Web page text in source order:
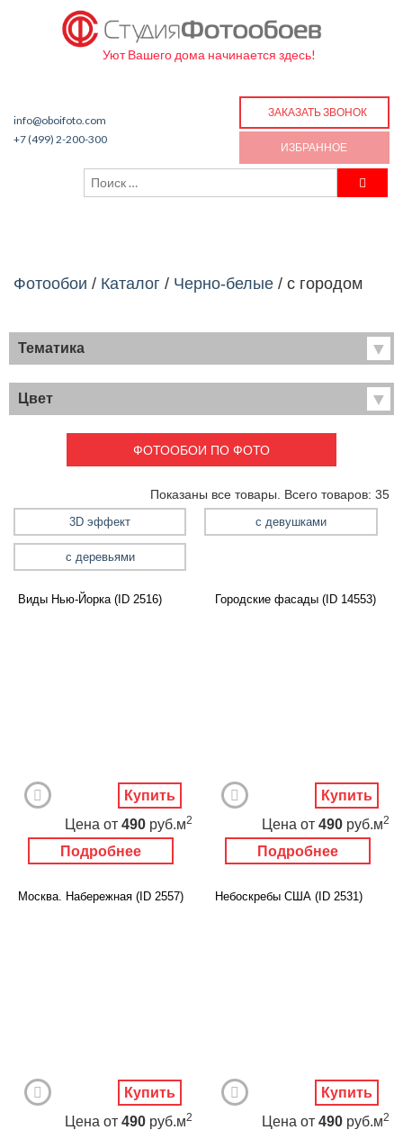
Уют Вашего дома начинается здесь!
info@oboifoto.com
+7 (499) 2-200-300
ЗАКАЗАТЬ ЗВОНОК
ИЗБРАННОЕ
Фотообои / Каталог / Черно-белые / с городом
Тематика
Хиты продаж
Фрески
Детские
Карты
Перспектива
Города
Живопись
Природа
Моря и пляжи
Цветы и растения
Спорт
Еда и напитки
Транспорт
Камин
Цвет
ФОТООБОИ ПО ФОТО
Показаны все товары. Всего товаров: 35
3D эффект с девушками
с деревьями
Виды Нью-Йорка (ID 2516)
Подробнее
Цена от 490 руб.м2
Купить
Городские фасады (ID 14553)
Подробнее
Цена от 490 руб.м2
Купить
Москва. Набережная (ID 2557)
Цена от 490 руб.м2
Купить
Небоскребы США (ID 2531)
Цена от 490 руб.м2
Купить